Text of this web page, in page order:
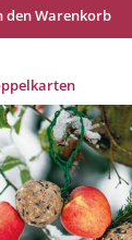
den Warenkorb